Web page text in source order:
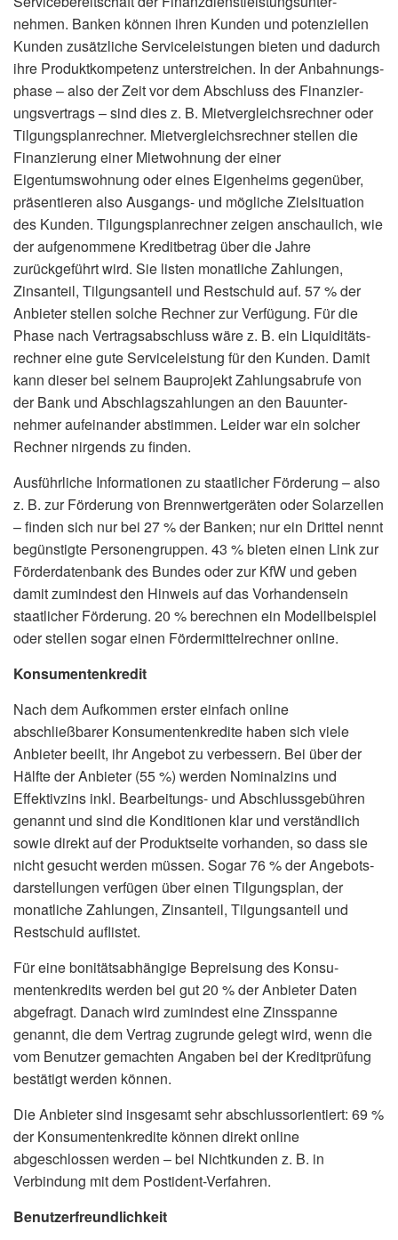
nehmen. Banken können ihren Kunden und potenziellen
Kunden zusätzliche Serviceleistungen bieten und dadurch
ihre Produktkompetenz unterstreichen. In der Anbahn­ungs­
phase – also der Zeit vor dem Abschluss des Finanzier­
ungs­vertrags – sind dies z. B. Mietvergleichs­rechner oder
Tilgungsplanrechner. Mietvergleichsrechner stellen die
Finanzierung einer Mietwohnung der einer
Eigentumswohnung oder eines Eigenheims gegenüber,
präsentieren also Ausgangs- und mögliche Zielsituation
des Kunden. Tilgungsplanrechner zeigen anschaulich, wie
der aufgenommene Kreditbetrag über die Jahre
zurückgeführt wird. Sie listen monatliche Zahlungen,
Zinsanteil, Tilgungsanteil und Restschuld auf. 57 % der
Anbieter stellen solche Rechner zur Verfügung. Für die
Phase nach Vertragsabschluss wäre z. B. ein Liquiditäts­
rechner eine gute Serviceleistung für den Kunden. Damit
kann dieser bei seinem Bauprojekt Zahlungsabrufe von
der Bank und Abschlagszahlungen an den Bauunter­
nehmer aufeinander abstimmen. Leider war ein solcher
Rechner nirgends zu finden.
Ausführliche Informationen zu staatlicher Förderung – also
z. B. zur Förderung von Brennwertgeräten oder Solarzellen
– finden sich nur bei 27 % der Banken; nur ein Drittel nennt
begünstigte Personengruppen. 43 % bieten einen Link zur
Förderdatenbank des Bundes oder zur KfW und geben
damit zumindest den Hinweis auf das Vorhandensein
staatlicher Förderung. 20 % berechnen ein Modellbeispiel
oder stellen sogar einen Fördermittel­rechner online.
Konsumentenkredit
Nach dem Aufkommen erster einfach online
abschließbarer Konsumentenkredite haben sich viele
Anbieter beeilt, ihr Angebot zu verbessern. Bei über der
Hälfte der Anbieter (55 %) werden Nominalzins und
Effektivzins inkl. Bearbeitungs- und Abschlussgebühren
genannt und sind die Konditionen klar und verständlich
sowie direkt auf der Produktseite vorhanden, so dass sie
nicht gesucht werden müssen. Sogar 76 % der Angebots­
darstellungen verfügen über einen Tilgungsplan, der
monatliche Zahlungen, Zinsanteil, Tilgungsanteil und
Restschuld auflistet.
Für eine bonitätsabhängige Bepreisung des Konsu­
menten­kredits werden bei gut 20 % der Anbieter Daten
abgefragt. Danach wird zumindest eine Zinsspanne
genannt, die dem Vertrag zugrunde gelegt wird, wenn die
vom Benutzer gemachten Angaben bei der Kreditprüfung
bestätigt werden können.
Die Anbieter sind insgesamt sehr abschlussorientiert: 69 %
der Konsumentenkredite können direkt online
abgeschlossen werden – bei Nichtkunden z. B. in
Verbindung mit dem Postident-Verfahren.
Benutzerfreundlichkeit